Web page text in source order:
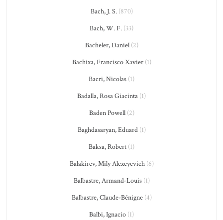
Bach, J. S.(870)
Bach, W. F. (33)
Bacheler, Daniel(2)
Bachixa, Francisco Xavier(1)
Bacri, Nicolas (1)
Badalla, Rosa Giacinta (1)
Baden Powell(2)
Baghdasaryan, Eduard(1)
Baksa, Robert (1)
Balakirev, Mily Alexeyevich(6)
Balbastre, Armand-Louis(1)
Balbastre, Claude-Bénigne(4)
Balbi, Ignacio (1)